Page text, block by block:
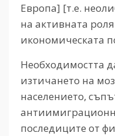
Европа] [т.е.
на активната
икономическата
Необходимостта
изтичането на
населението,
последиците от